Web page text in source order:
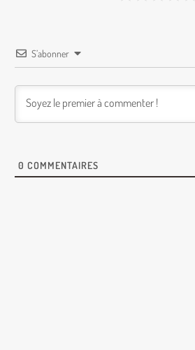
S’abonner
0 COMMENTAIRES